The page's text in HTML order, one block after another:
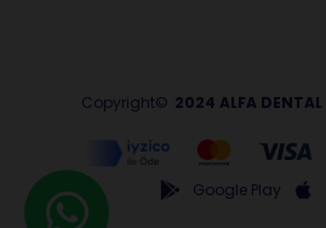
Copyright© 2024 ALFA DENTAL
Google Play